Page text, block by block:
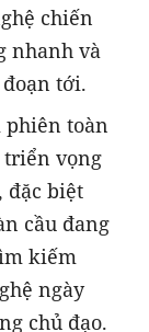
chiến
nhanh và
tới.
phiên toàn
triển vọng
đặc biệt
cầu đang
kiếm
ngày
chủ đạo.